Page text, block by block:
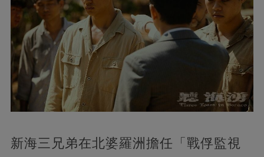
新海三兄弟在北婆羅洲擔任「戰俘監視